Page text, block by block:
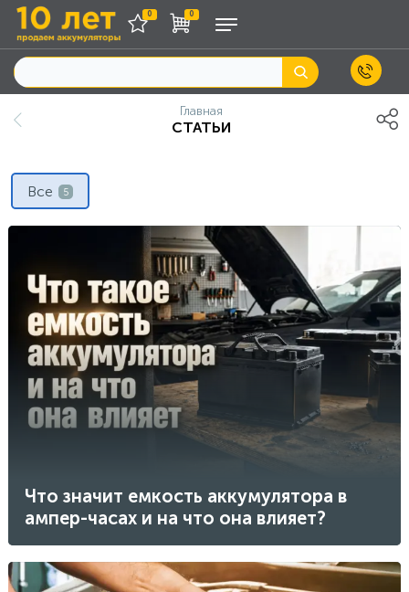
0 0
Главная
СТАТЬИ
Все 5
Что значит емкость аккумулятора в
ампер-часах и на что она влияет?